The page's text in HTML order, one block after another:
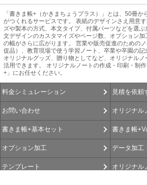
「書きま帳+（かきまちょうプラス）」とは、50冊か
がつくれるサービスです。 表紙のデザインさえ用意
ズや製本の方式、本文タイプ、付属パーツなどを選
文デザインのカスタマイズやページ数、オプション加
の幅がさらに広がります。 営業や販売促進のための
促品）、教育現場で使う学習ノート、卒業や卒園の
オリジナルグッズ、贈り物としてなど、オリジナル
活用できます。 オリジナルノートの作成・印刷・制
+」にお任せください。
料金シミュレーション 見積を依頼
お問い合わせ オリジナル
書きま帳+基本セット 書きま帳
オプション加工 データ加工
テンプレート オリジナル